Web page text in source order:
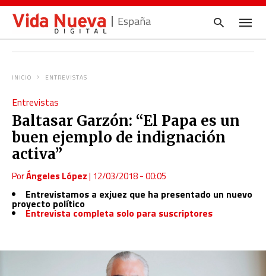
España
y
INICIO ENTREVISTAS
Entrevistas
Baltasar Garzón: “El Papa es un
buen ejemplo de indignación
activa”
PorÁngeles López| 12/03/2018 - 00:05
Entrevistamos a exjuez que ha presentado un nuevo
proyecto político
Entrevista completa solo para suscriptores